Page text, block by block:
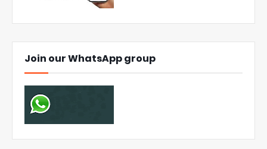
Join our WhatsApp group